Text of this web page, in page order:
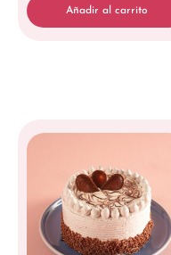
Añadir al carrito